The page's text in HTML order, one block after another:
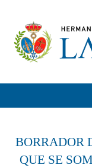
BORRADOR
QUE SE